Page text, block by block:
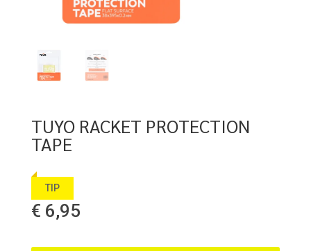
TUYO RACKET PROTECTION
TAPE
TIP
€ 6,95